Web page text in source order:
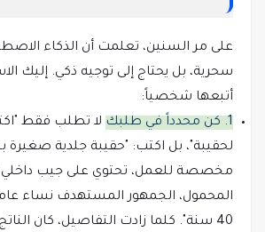
على مر السنين، تعلمت أن الذكاء
سحرية، بل يحتاج إلى توجيه ذكي. إليك
أتبعها شخصياً:
1. كن محدداً في طلبك
لا تطلب فقط
لحقيبة"، بل اكتب: "حقيبة جلدية صغيرة
مخصصة للعمل، تحتوي على جيب داخلي
40 سنة". كلما زادت التفاصيل، كان الناتج أفضل.